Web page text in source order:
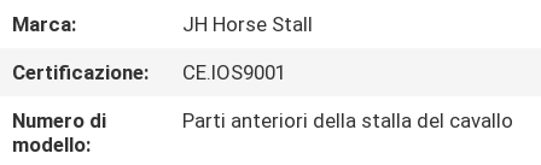
GIRO
DELLA
FABBRICA
Marca:
JH Horse Stall
Certificazione:
CE.IOS9001
Numero di
modello:
Parti anteriori della stalla del cavallo